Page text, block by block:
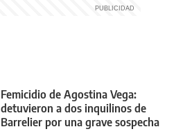
Femicidio de Agostina Vega:
detuvieron a dos inquilinos de
Barrelier por una grave sospecha